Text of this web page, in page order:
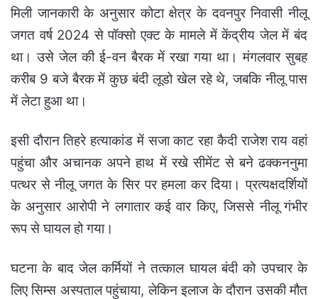
मिली जानकारी के अनुसार कोटा क्षेत्र के दवनपुर निवासी नीलू
जगत वर्ष 2024 से पॉक्सो एक्ट के मामले में केंद्रीय जेल में बंद
था। उसे जेल की ई-वन बैरक में रखा गया था। मंगलवार सुबह
करीब 9 बजे बैरक में कुछ बंदी लूडो खेल रहे थे, जबकि नीलू पास
में लेटा हुआ था।
इसी दौरान तिहरे हत्याकांड में सजा काट रहा कैदी राजेश राय वहां
पहुंचा और अचानक अपने हाथ में रखे सीमेंट से बने ढक्कननुमा
पत्थर से नीलू जगत के सिर पर हमला कर दिया। प्रत्यक्षदर्शियों
के अनुसार आरोपी ने लगातार कई वार किए, जिससे नीलू गंभीर
रूप से घायल हो गया।
घटना के बाद जेल कर्मियों ने तत्काल घायल बंदी को उपचार के
लिए सिम्स अस्पताल पहुंचाया, लेकिन इलाज के दौरान उसकी मौत